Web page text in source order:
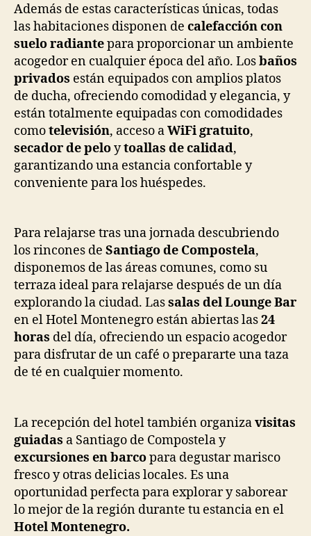
Además de estas características únicas, todas
las habitaciones disponen de calefacción con
suelo radiantepara proporcionar un ambiente
acogedor en cualquier época del año. Losbaños
privados están equipados con amplios platos
de ducha, ofreciendo comodidad y elegancia, y
están totalmente equipadas con comodidades
comotelevisión, acceso aWiFi gratuito,
secador de peloytoallas de calidad,
garantizando una estancia confortable y
conveniente para los huéspedes.
Para relajarse tras una jornada descubriendo
los rincones de Santiago de Compostela,
disponemos de las áreas comunes, como su
terraza ideal para relajarse después de un día
explorando la ciudad. Lassalas del Lounge Bar
en el Hotel Montenegro están abiertas las24
horas del día, ofreciendo un espacio acogedor
para disfrutar de un café o prepararte una taza
de té en cualquier momento.
La recepción del hotel también organizavisitas
guiadas a Santiago de Compostela y
excursiones en barcopara degustar marisco
fresco y otras delicias locales. Es una
oportunidad perfecta para explorar y saborear
lo mejor de la región durante tu estancia en el
Hotel Montenegro.